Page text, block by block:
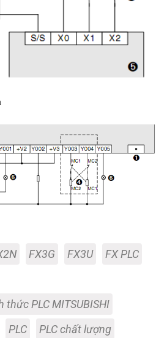
FX3G FX3U
FX PLC
PLC MITSUBISHI
PLC
PLC chất lượng